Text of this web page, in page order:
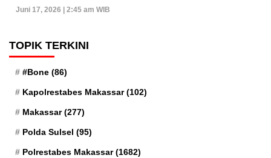
Juni 17, 2026 | 2:45 am WIB
TOPIK TERKINI
#Bone (86)
Kapolrestabes Makassar(102)
Makassar(277)
Polda Sulsel (95)
Polrestabes Makassar(1682)